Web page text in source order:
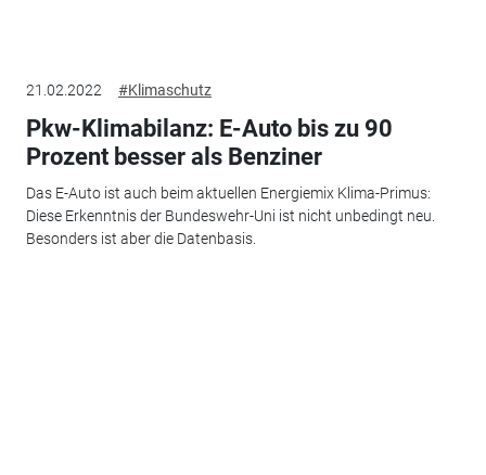
21.02.2022 #Klimaschutz
Pkw-Klimabilanz: E-Auto bis zu 90
Prozent besser als Benziner
Das E-Auto ist auch beim aktuellen Energiemix Klima-Primus:
Diese Erkenntnis der Bundeswehr-Uni ist nicht unbedingt neu.
Besonders ist aber die Datenbasis.